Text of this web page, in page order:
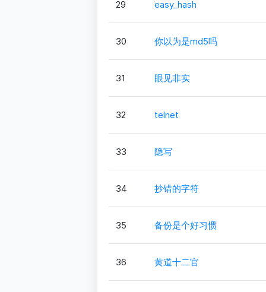
29 easy_hash
30 你以为是md5吗
31 眼见非实
32 telnet
33 隐写
34 抄错的字符
35 备份是个好习惯
36 黄道十二官